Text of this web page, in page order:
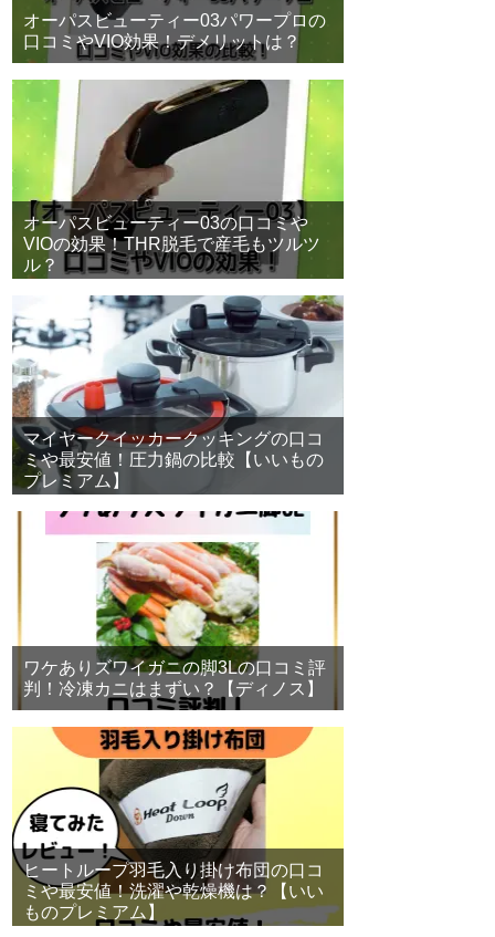
オーパスビューティー03パワープロの
口コミやVIO効果！デメリットは？
オーパスビューティー03の口コミや
VIOの効果！THR脱毛で産毛もツルツ
ル？
マイヤークイッカークッキングの口コ
ミや最安値！圧力鍋の比較【いいもの
プレミアム】
ワケありズワイガニの脚3Lの口コミ評
判！冷凍カニはまずい？【ディノス】
ヒートループ羽毛入り掛け布団の口コ
ミや最安値！洗濯や乾燥機は？【いい
ものプレミアム】